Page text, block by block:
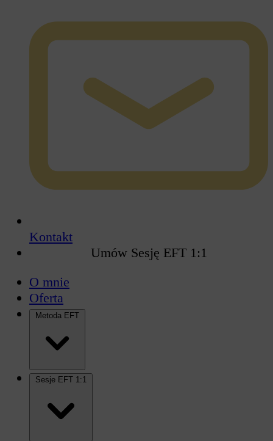
Kontakt
Umów Sesję EFT 1:1
O mnie
Oferta
Metoda EFT
Sesje EFT 1:1